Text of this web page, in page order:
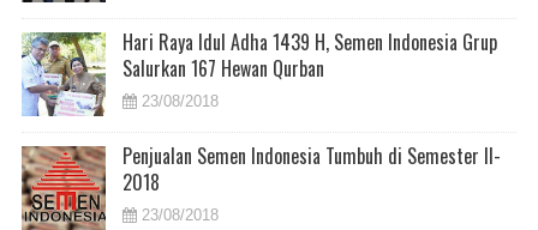
Hari Raya Idul Adha 1439 H, Semen Indonesia Grup
Salurkan 167 Hewan Qurban
23/08/2018
Penjualan Semen Indonesia Tumbuh di Semester II-
2018
23/08/2018